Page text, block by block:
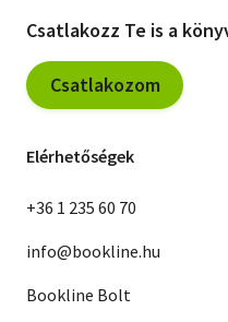
Csatlakozz Te is a
Csatlakozom
Elérhetőségek
+36 1 235 60 70
info@bookline.hu
Bookline Bolt